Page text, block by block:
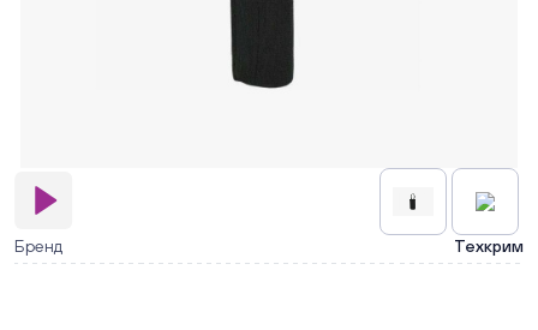
Бренд Техкрим